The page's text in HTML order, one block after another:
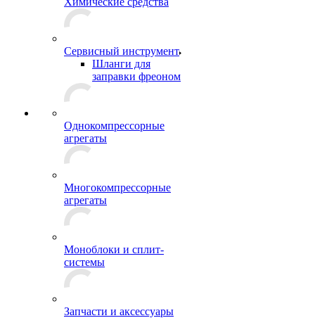
Сервисный инструмент
Шланги для
заправки фреоном
Однокомпрессорные
агрегаты
Многокомпрессорные
агрегаты
Моноблоки и сплит-
системы
Запчасти и аксессуары